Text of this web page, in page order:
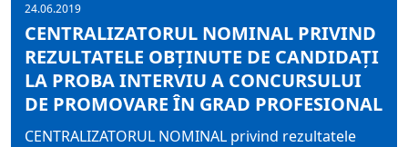
24.06.2019
CENTRALIZATORUL NOMINAL PRIVIND
REZULTATELE OBŢINUTE DE CANDIDAŢI
LA PROBA INTERVIU A CONCURSULUI
DE PROMOVARE ÎN GRAD PROFESIONAL
CENTRALIZATORUL NOMINAL privind rezultatele